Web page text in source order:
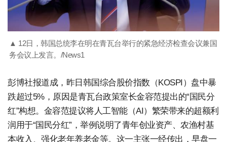
▲ 12日，韩国总统李在明在青瓦台举行的紧急经济检查会议兼国
务会议上发言。/News1
彭博社报道成，昨日韩国综合股价指数（KOSPI）盘中暴
跌超过5%，原因是青瓦台政策室长金容范提出的“国民分
红”构想。金容范提议将人工智能（AI）繁荣带来的超额利
润用于“国民分红”，举例说明了青年创业资产、农渔村基
本收入、强化老年养老金等。这一主张一经传出，早盘一